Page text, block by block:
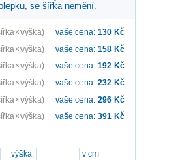
se šířka nemění.
× výška) vaše cena: 130 Kč
× výška) vaše cena: 158 Kč
× výška) vaše cena: 192 Kč
× výška) vaše cena: 232 Kč
× výška) vaše cena: 296 Kč
× výška) vaše cena: 391 Kč
výška:
v cm